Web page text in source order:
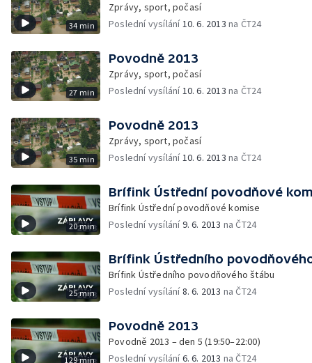
34 min
Zprávy, sport, počasí
Poslední vysílání10. 6. 2013 na ČT24
27 min
Povodně 2013
Zprávy, sport, počasí
Poslední vysílání10. 6. 2013 na ČT24
35 min
Povodně 2013
Zprávy, sport, počasí
Poslední vysílání10. 6. 2013 na ČT24
20 min
Brífink Ústřední povodňové
Brífink Ústřední povodňové komise
Poslední vysílání9. 6. 2013 na ČT24
25 min
Brífink Ústředního
Brífink Ústředního povodňového štábu
Poslední vysílání8. 6. 2013 na ČT24
129 min
Povodně 2013
Povodně 2013 – den 5 (19:50–22:00)
Poslední vysílání6. 6. 2013 na ČT24